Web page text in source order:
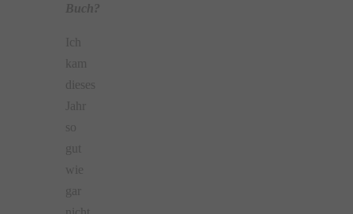
Buch?
Ich
kam
dieses
Jahr
so
gut
wie
gar